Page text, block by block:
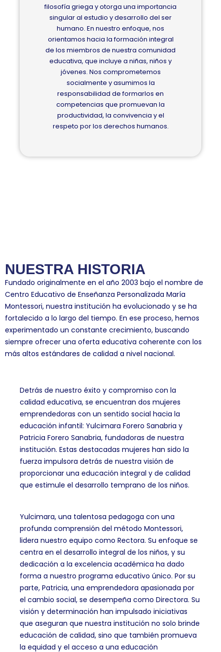
filosofía griega y otorga una importancia
singular al estudio y desarrollo del ser
humano. En nuestro enfoque, nos
orientamos hacia la formación integral
de los miembros de nuestra comunidad
educativa, que incluye a niñas, niños y
jóvenes. Nos comprometemos
socialmente y asumimos la
responsabilidad de formarlos en
competencias que promuevan la
productividad, la convivencia y el
respeto por los derechos humanos.
NUESTRA HISTORIA
Fundado originalmente en el año 2003 bajo el nombre de
Centro Educativo de Enseñanza Personalizada María
Montessori, nuestra institución ha evolucionado y se ha
fortalecido a lo largo del tiempo. En ese proceso, hemos
experimentado un constante crecimiento, buscando
siempre ofrecer una oferta educativa coherente con los
más altos estándares de calidad a nivel nacional.
Detrás de nuestro éxito y compromiso con la
calidad educativa, se encuentran dos mujeres
emprendedoras con un sentido social hacia la
educación infantil: Yulcimara Forero Sanabria y
Patricia Forero Sanabria, fundadoras de nuestra
institución. Estas destacadas mujeres han sido la
fuerza impulsora detrás de nuestra visión de
proporcionar una educación integral y de calidad
que estimule el desarrollo temprano de los niños.
Yulcimara, una talentosa pedagoga con una
profunda comprensión del método Montessori,
lidera nuestro equipo como Rectora. Su enfoque se
centra en el desarrollo integral de los niños, y su
dedicación a la excelencia académica ha dado
forma a nuestro programa educativo único. Por su
parte, Patricia, una emprendedora apasionada por
el cambio social, se desempeña como Directora. Su
visión y determinación han impulsado iniciativas
que aseguran que nuestra institución no solo brinde
educación de calidad, sino que también promueva
la equidad y el acceso a una educación